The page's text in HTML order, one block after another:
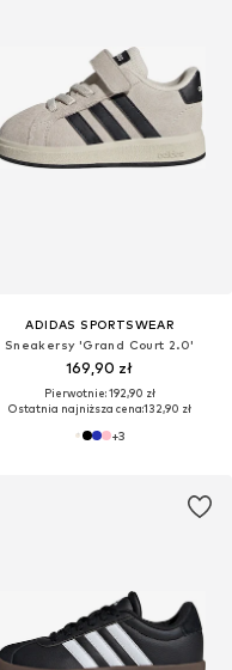
ADIDAS SPORTSWEAR
Sneakersy 'Grand Court 2.0'
169,90 zł
Pierwotnie: 192,90 zł
Ostatnia najniższa cena:132,90 zł
+3